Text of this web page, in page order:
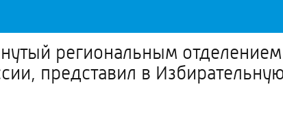
региональным
представил в